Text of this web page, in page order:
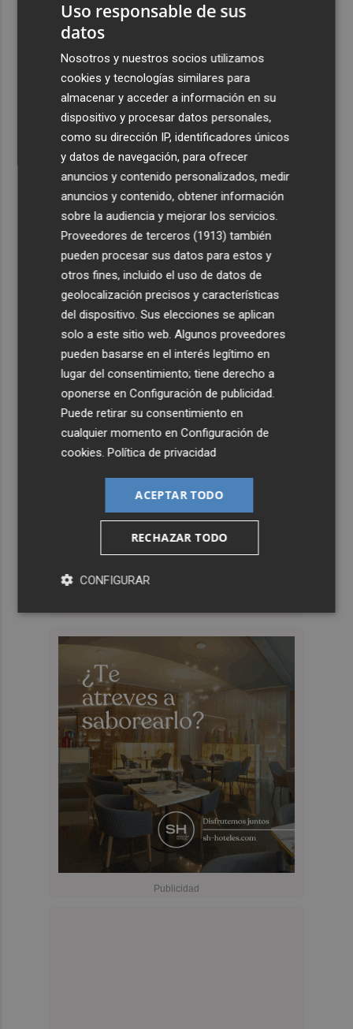
Uso responsable de sus
datos
Nosotros y nuestros socios utilizamos
cookies y tecnologías similares para
almacenar y acceder a información en su
dispositivo y procesar datos personales,
como su dirección IP, identificadores únicos
y datos de navegación, para ofrecer
anuncios y contenido personalizados, medir
anuncios y contenido, obtener información
sobre la audiencia y mejorar los servicios.
Proveedores de terceros (1913) también
pueden procesar sus datos para estos y
otros fines, incluido el uso de datos de
geolocalización precisos y características
del dispositivo. Sus elecciones se aplican
solo a este sitio web. Algunos proveedores
pueden basarse en el interés legítimo en
lugar del consentimiento; tiene derecho a
oponerse enConfiguración de publicidad.
Puede retirar su consentimiento en
cualquier momento enConfiguración de
cookies.Política de privacidad
ACEPTAR TODO
RECHAZAR TODO
CONFIGURAR